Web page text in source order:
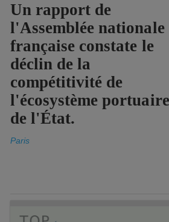
Un rapport de
l'Assemblée nationale
française constate le
déclin de la
compétitivité de
l'écosystème portuaire
de l'État.
Paris